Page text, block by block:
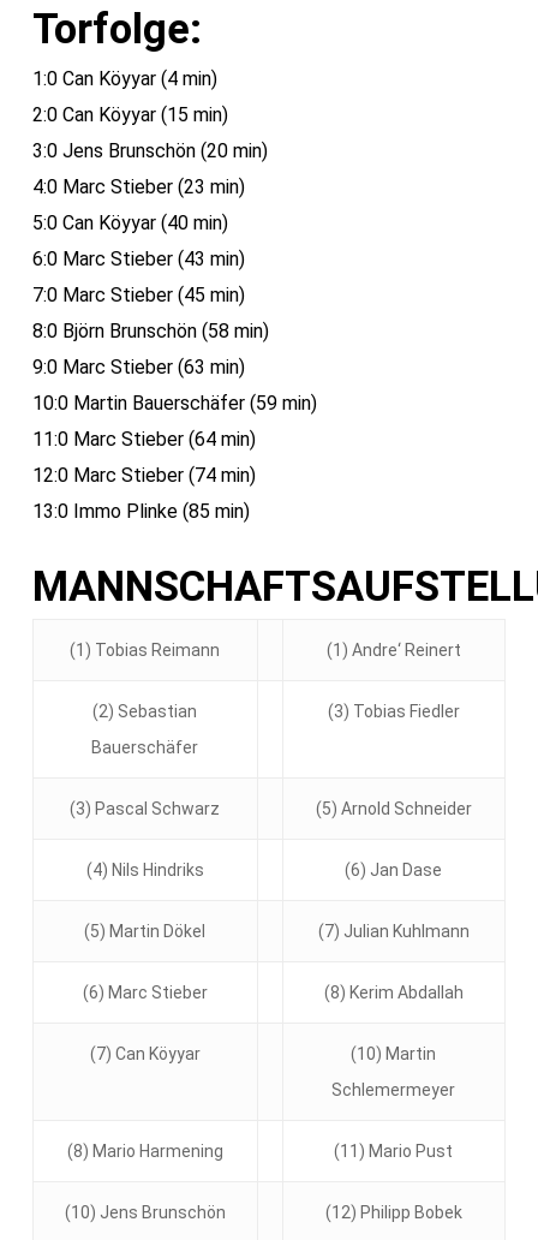
Torfolge:
1:0 Can Köyyar (4 min)
2:0 Can Köyyar (15 min)
3:0 Jens Brunschön (20 min)
4:0 Marc Stieber (23 min)
5:0 Can Köyyar (40 min)
6:0 Marc Stieber (43 min)
7:0 Marc Stieber (45 min)
8:0 Björn Brunschön (58 min)
9:0 Marc Stieber (63 min)
10:0 Martin Bauerschäfer (59 min)
11:0 Marc Stieber (64 min)
12:0 Marc Stieber (74 min)
13:0 Immo Plinke (85 min)
(1) Tobias Reimann (1) Andre‘ Reinert
(2) Sebastian
Bauerschäfer
(3) Tobias Fiedler
(3) Pascal Schwarz (5) Arnold Schneider
(4) Nils Hindriks (6) Jan Dase
(5) Martin Dökel (7) Julian Kuhlmann
(6) Marc Stieber (8) Kerim Abdallah
(7) Can Köyyar
(10) Martin
Schlemermeyer
(8) Mario Harmening (11) Mario Pust
(10) Jens Brunschön (12) Philipp Bobek